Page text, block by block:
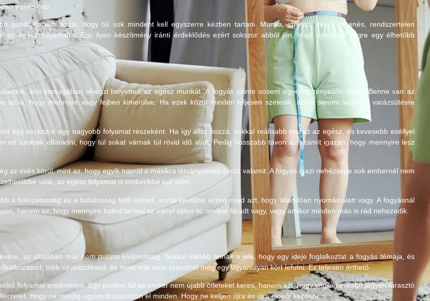
egyes nap.
gond. Hanem azzal, hogy túl sok mindent kell egyszerre kézben tartani. Munka, stressz, kevés pihenés, rendszertelen
egész folyamatra. Egy ilyen készítmény iránti érdeklődés ezért sokszor abból jön, hogy szeretnél végre egy élhetőbb
ami önmagában elvégzi helyetted az egész munkát. A fogyás szinte sosem egyetlen tényezőn múlik. Benne van az
az is, hogy mennyire vagy fejben kimerülve. Ha ezek közül minden teljesen szétesik, akkor semmi sem fog varázsütésre
egy eszközre egy nagyobb folyamat részeként. Ha így állsz hozzá, sokkal reálisabb marad az egész, és kevesebb eséllyel
ott szoktak elfáradni, hogy túl sokat várnak túl rövid idő alatt. Pedig hosszabb távon az számít igazán, hogy mennyire lesz
az evés körül, mint az, hogy egyik napról a másikra látványosnak érezz valamit. A fogyás igazi nehézsége sok embernél nem
válik, az egész folyamat is emberibbé tud válni.
a fokozatosság és a tudatosság felől nézed, annál kevésbé érzed majd azt, hogy állandóan nyomás alatt vagy. A fogyásnál
hanem az, hogy mennyire tudod tartani az irányt akkor is, amikor fáradt vagy, vagy amikor minden más is rád nehezedik.
az általában már nem puszta kíváncsiság. Sokkal inkább annak a jele, hogy egy ideje foglalkoztat a fogyás témája, és
több újrakezdésed, és most már nem szeretnél még egy ugyanolyan kört lefutni. Ez teljesen érthető.
folyamat eredménye. Egy ponton túl az ember nem újabb ötleteket keres, hanem azt, hogy végre kevésbé legyen fárasztó
Hogy ne mindig ugyanott csússzon el minden. Hogy ne kelljen újra és újra elölről kezdeni.